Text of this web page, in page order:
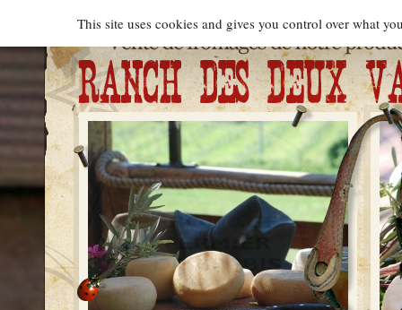
This site uses cookies and gives you control over what